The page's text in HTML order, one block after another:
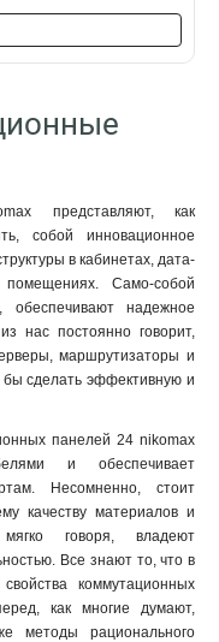
представляют, как
собой инновационное
в кабинетах, дата-
Само-собой
обеспечивают надежное
нас постоянно говорит,
маршрутизаторы и
бы сделать эффективную и
панелей 24 nikomax
и обеспечивает
Несомненно, стоит
качеству материалов и
говоря, владеют
Все знают то, что в
коммутационных
как многие думают,
методы рационального